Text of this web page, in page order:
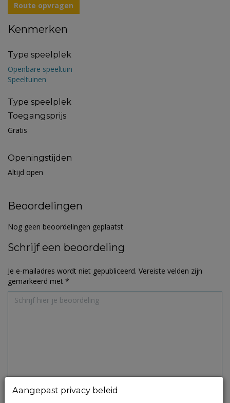
Route opvragen
Kenmerken
Type speelplek
Openbare speeltuin
Speeltuinen
Type speelplek
Toegangsprijs
Gratis
Openingstijden
Altijd open
Beoordelingen
Nog geen beoordelingen geplaatst
Schrijf een beoordeling
Je e-mailadres wordt niet gepubliceerd. Vereiste velden zijn
gemarkeerd met *
Aangepast privacy beleid